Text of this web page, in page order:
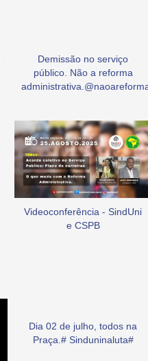
Demissão no serviço
público. Não a reforma
Videoconferência - SindUni
e CSPB
Dia 02 de julho, todos na
Praça.# Sinduninaluta#